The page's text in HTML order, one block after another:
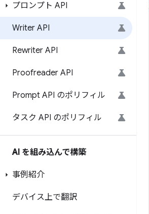
プロンプト API
Writer API
Rewriter API
Proofreader API
Prompt API のポリフィル
タスク API のポリフィル
AI を組み込んで構築
事例紹介
デバイス上で翻訳